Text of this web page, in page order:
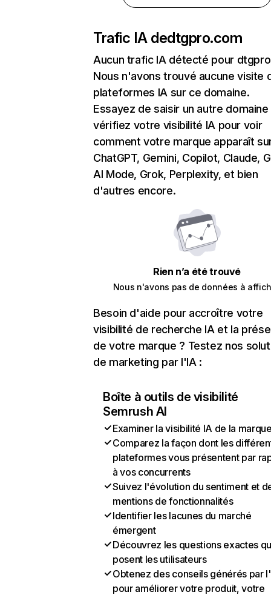
Trafic IA dedtgpro.com
Aucun trafic IA détecté pour
Nous n'avons trouvé aucune visite
plateformes IA sur ce domaine.
Essayez de saisir un autre domaine
vérifiez votre visibilité IA pour voir
comment votre marque apparaît
ChatGPT, Gemini, Copilot, Claude,
AI Mode, Grok, Perplexity, et bien
d'autres encore.
Rien n’a été trouvé
Nous n'avons pas de données à
Besoin d'aide pour accroître votre
visibilité de recherche IA et la
de votre marque ? Testez nos
de marketing par l'IA :
Boîte à outils de visibilité
Semrush AI
Examiner la visibilité IA de la
Comparez la façon dont les
plateformes vous présentent par
à vos concurrents
Suivez l'évolution du sentiment et
mentions de fonctionnalités
Identifier les lacunes du marché
émergent
Découvrez les questions exactes
posent les utilisateurs
Obtenez des conseils générés par
pour améliorer votre produit, votre